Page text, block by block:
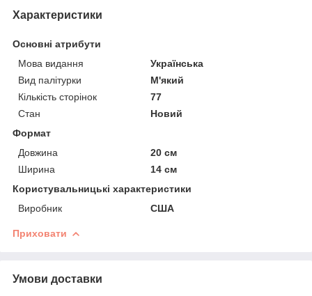
Характеристики
Основні атрибути
Мова видання
Українська
Вид палітурки
М'який
Кількість сторінок
77
Стан
Новий
Формат
Довжина
20 см
Ширина
14 см
Користувальницькі характеристики
Виробник
США
Приховати
Умови доставки